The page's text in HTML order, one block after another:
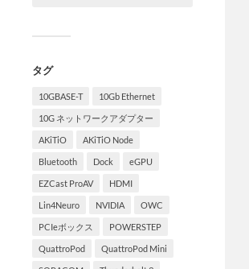
タグ
10GBASE-T 10Gb Ethernet
10G ネットワークアダプター
AKiTiO AKiTiO Node
Bluetooth Dock eGPU
EZCast ProAV HDMI
Lin4Neuro NVIDIA OWC
PCIeボックス POWERSTEP
QuattroPod QuattroPod Mini